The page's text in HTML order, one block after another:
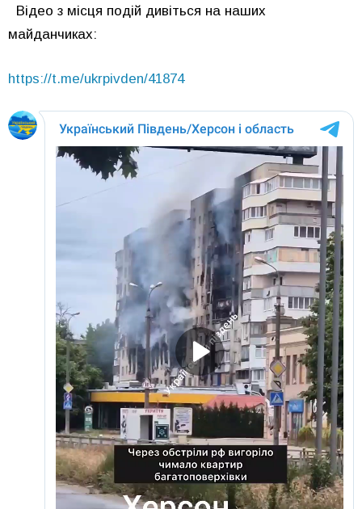
Відео з місця подій дивіться на наших
майданчиках:
https://t.me/ukrpivden/41874